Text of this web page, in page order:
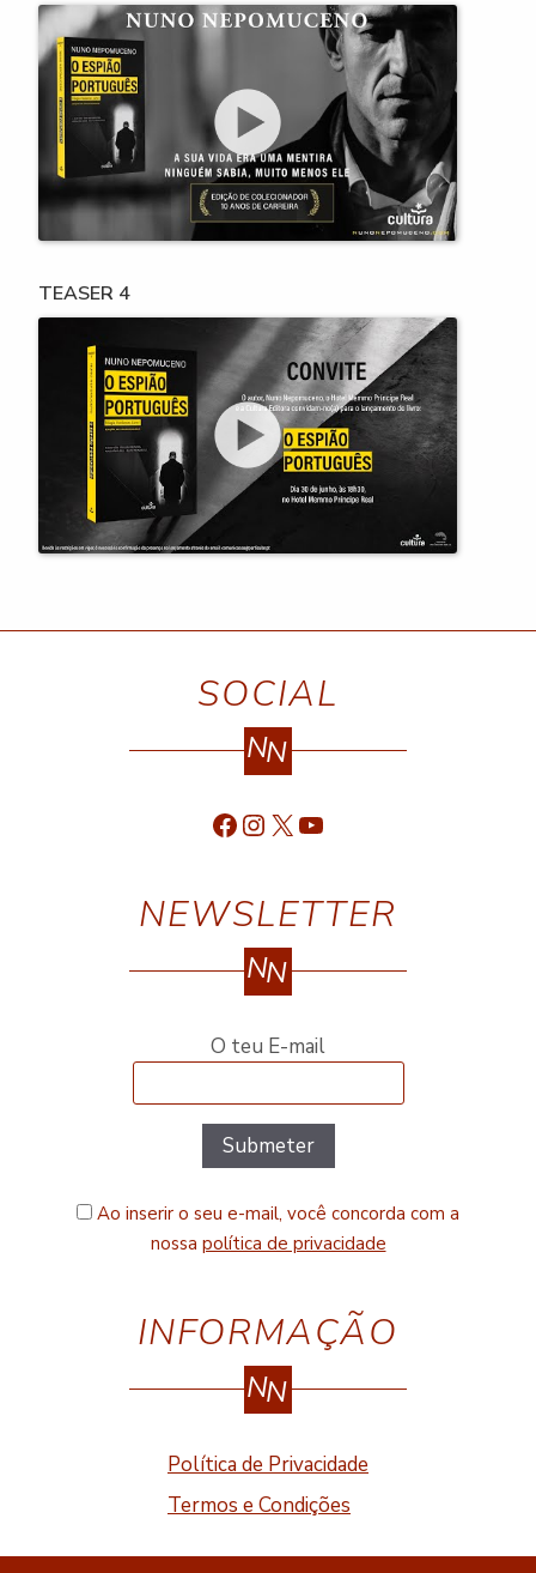
TEASER 4
SOCIAL
NN
Facebook
Instagram
X YouTube
NEWSLETTER
NN
O teu E-mail
Ao inserir o seu e-mail, você concorda com a
nossa política de privacidade
INFORMAÇÃO
NN
Política de Privacidade
Termos e Condições